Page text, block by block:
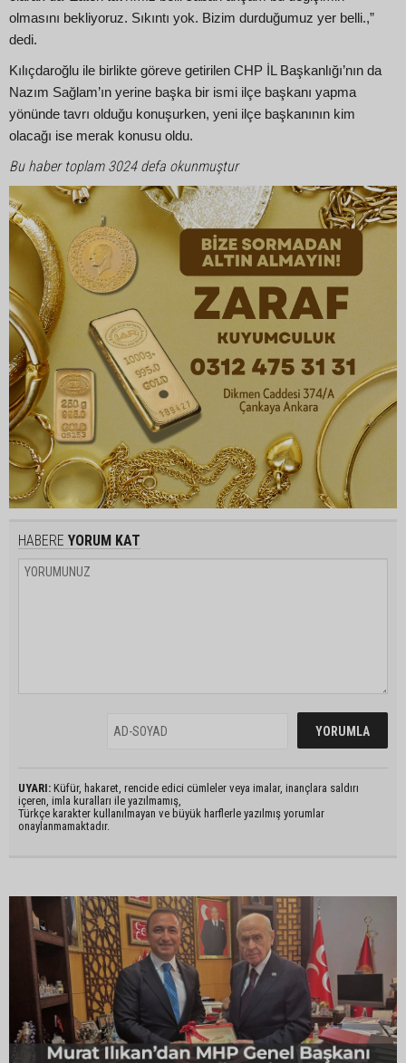
olmasını bekliyoruz. Sıkıntı yok. Bizim durduğumuz yer belli.,”
dedi.
Kılıçdaroğlu ile birlikte göreve getirilen CHP İL Başkanlığı’nın da
Nazım Sağlam’ın yerine başka bir ismi ilçe başkanı yapma
yönünde tavrı olduğu konuşurken, yeni ilçe başkanının kim
olacağı ise merak konusu oldu.
Bu haber toplam 3024 defa okunmuştur
HABERE YORUM KAT
UYARI: Küfür, hakaret, rencide edici cümleler veya imalar, inançlara saldırı
içeren, imla kuralları ile yazılmamış,
Türkçe karakter kullanılmayan ve büyük harflerle yazılmış yorumlar
onaylanmamaktadır.